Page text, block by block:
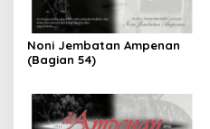
Noni Jembatan Ampenan
(Bagian 54)